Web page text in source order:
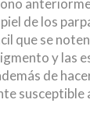
de los
que se
y las
de
susceptible